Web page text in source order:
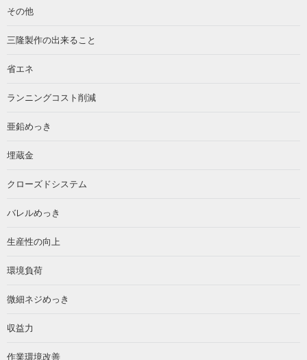
その他
三隆製作の出来ること
省エネ
ランニングコスト削減
亜鉛めっき
埋蔵金
クローズドシステム
バレルめっき
生産性の向上
環境負荷
微細ネジめっき
収益力
作業環境改善